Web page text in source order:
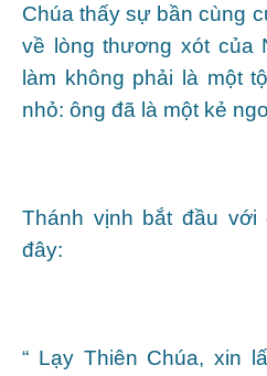
Chúa thấy sự bần cùng
về lòng thương xót của
làm không phải là một
nhỏ: ông đã là một kẻ
Thánh vịnh bắt đầu
đây:
“ Lạy Thiên Chúa, xin